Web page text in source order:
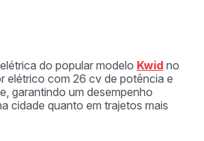
do popular modelo Kwid no
elétrico com 26 cv de potência e
garantindo um desempenho
cidade quanto em trajetos mais